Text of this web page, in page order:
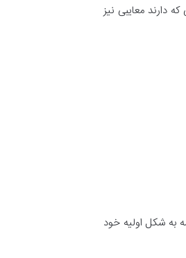
دارند معایبی نیز
به شکل اولیه خود